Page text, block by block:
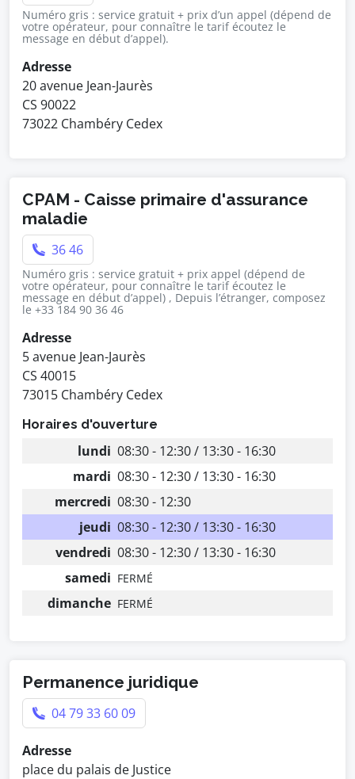
Numéro gris : service gratuit + prix d’un appel (dépend de
votre opérateur, pour connaître le tarif écoutez le
message en début d’appel).
Adresse
20 avenue Jean-Jaurès
CS 90022
73022 Chambéry Cedex
CPAM - Caisse primaire d'assurance
maladie
36 46
Numéro gris : service gratuit + prix appel (dépend de
votre opérateur, pour connaître le tarif écoutez le
message en début d’appel) , Depuis l’étranger, composez
le +33 184 90 36 46
Adresse
5 avenue Jean-Jaurès
CS 40015
73015 Chambéry Cedex
Horaires d'ouverture
lundi 08:30 - 12:30 / 13:30 - 16:30
mardi 08:30 - 12:30 / 13:30 - 16:30
mercredi 08:30 - 12:30
jeudi 08:30 - 12:30 / 13:30 - 16:30
vendredi 08:30 - 12:30 / 13:30 - 16:30
samedi FERMÉ
dimanche FERMÉ
Permanence juridique
04 79 33 60 09
Adresse
place du palais de Justice